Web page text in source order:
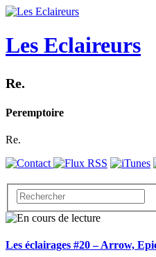
Les Eclaireurs
Re.
Peremptoire
Re.
Les éclairages #20 – Arrow,